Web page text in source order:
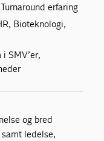
erfaring
Bioteknologi,
SMV’er,
og bred
ledelse,